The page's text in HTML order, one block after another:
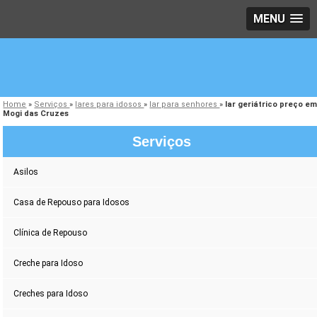
MENU
Home » Serviços» lares para idosos» lar para senhores» lar geriátrico preço em
Mogi das Cruzes
Serviços
Asilos
Casa de Repouso para Idosos
Clínica de Repouso
Creche para Idoso
Creches para Idoso